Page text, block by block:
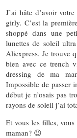
J’ai hâte d’avoir
girly. C’est la
shoppé dans une
lunettes de soleil
Aliexpress. Je trouve
bien avec ce trench
dressing de ma
Impossible de passer
début je n’osais pas
rayons de soleil j’ai
Et vous les filles,
maman? 😉